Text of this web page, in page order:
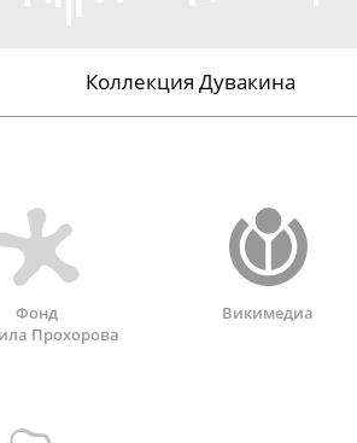
Коллекция Дувакина
Фонд
Прохорова
Викимедиа